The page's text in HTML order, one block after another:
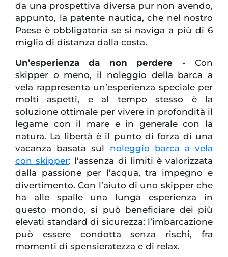
da una prospettiva diversa pur non avendo,
appunto, la patente nautica, che nel nostro
Paese è obbligatoria se si naviga a più di 6
miglia di distanza dalla costa.
Un’esperienza da non perdere - Con
skipper o meno, il noleggio della barca a
vela rappresenta un’esperienza speciale per
molti aspetti, e al tempo stesso è la
soluzione ottimale per vivere in profondità il
legame con il mare e in generale con la
natura. La libertà è il punto di forza di una
vacanza basata sul noleggio barca a vela
con skipper: l’assenza di limiti è valorizzata
dalla passione per l’acqua, tra impegno e
divertimento. Con l’aiuto di uno skipper che
ha alle spalle una lunga esperienza in
questo mondo, si può beneficiare dei più
elevati standard di sicurezza: l’imbarcazione
può essere condotta senza rischi, fra
momenti di spensieratezza e di relax.